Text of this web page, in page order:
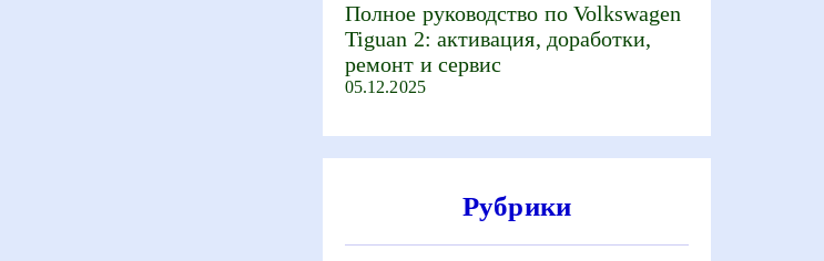
Полное руководство по Volkswagen
Tiguan 2: активация, доработки,
ремонт и сервис
05.12.2025
Рубрики